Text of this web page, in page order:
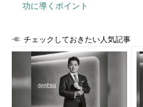
功に導くポイント
チェックしておきたい人気記事